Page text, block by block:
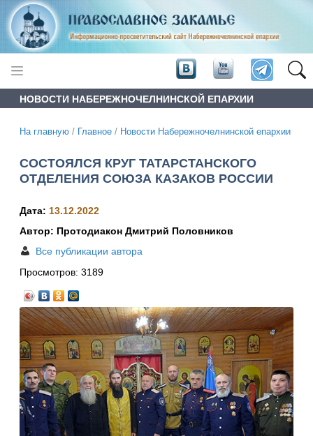
НОВОСТИ НАБЕРЕЖНОЧЕЛНИНСКОЙ ЕПАРХИИ
На главную / Главное / Новости Набережночелнинской епархии
СОСТОЯЛСЯ КРУГ ТАТАРСТАНСКОГО
ОТДЕЛЕНИЯ СОЮЗА КАЗАКОВ РОССИИ
Дата: 13.12.2022
Автор: Протодиакон Дмитрий Половников
Все публикации автора
Просмотров: 3189